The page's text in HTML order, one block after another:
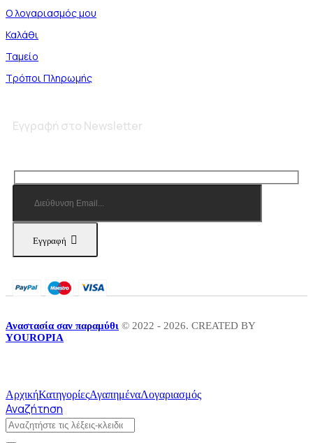
Ο λογαριασμός μου
Καλάθι
Ταμείο
Τρόποι Πληρωμής
Εγγραφή στο Newsletter
Εγγραφή
Αναστασία σαν παραμύθι © 2022 - 2026. CREATED BY
YOUROPIA
ΑρχικήΚατηγορίεςΑγαπημέναΛογαριασμός
Αναζήτηση